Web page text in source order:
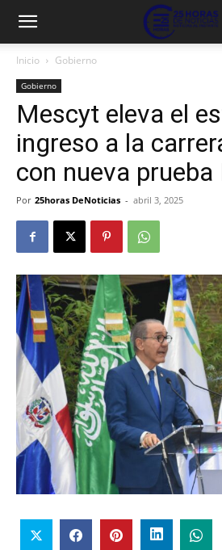
Inicio Gobierno
Gobierno
Mescyt eleva el
ingreso a la
con nueva prueba
Por 25horas DeNoticias - abril 3, 2025